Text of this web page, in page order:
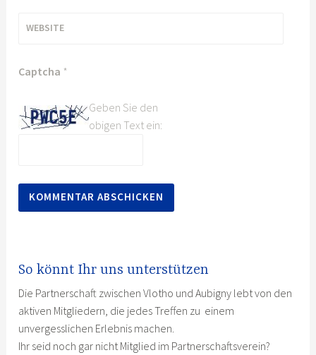
WEBSITE
Captcha *
Geben Sie den
obigen Text ein:
So könnt Ihr uns unterstützen
Die Partnerschaft zwischen Vlotho und Aubigny lebt von den
aktiven Mitgliedern, die jedes Treffen zu einem
unvergesslichen Erlebnis machen.
Ihr seid noch gar nicht Mitglied im Partnerschaftsverein?